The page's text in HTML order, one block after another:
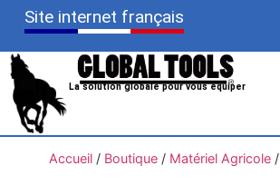
Site internet français
La solution globale pour vous équiper
Accueil/ Boutique/ Matériel Agricole/